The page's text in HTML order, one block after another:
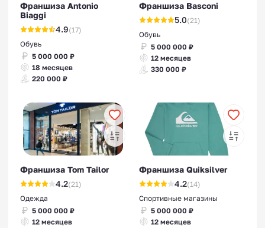
Франшиза Antonio
Biaggi
4.9(17)
Обувь
5 000 000 ₽
18 месяцев
220 000 ₽
Франшиза Basconi
5.0(21)
Обувь
5 000 000 ₽
12 месяцев
330 000 ₽
Франшиза Tom Tailor
4.2(21)
Одежда
5 000 000 ₽
12 месяцев
Франшиза Quiksilver
4.2(14)
Спортивные магазины
5 000 000 ₽
12 месяцев